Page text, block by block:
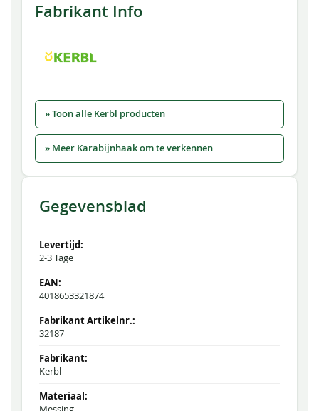
Fabrikant Info
» Toon alle Kerbl producten
» Meer Karabijnhaak om te verkennen
Gegevensblad
2-3 Tage
4018653321874
32187
Kerbl